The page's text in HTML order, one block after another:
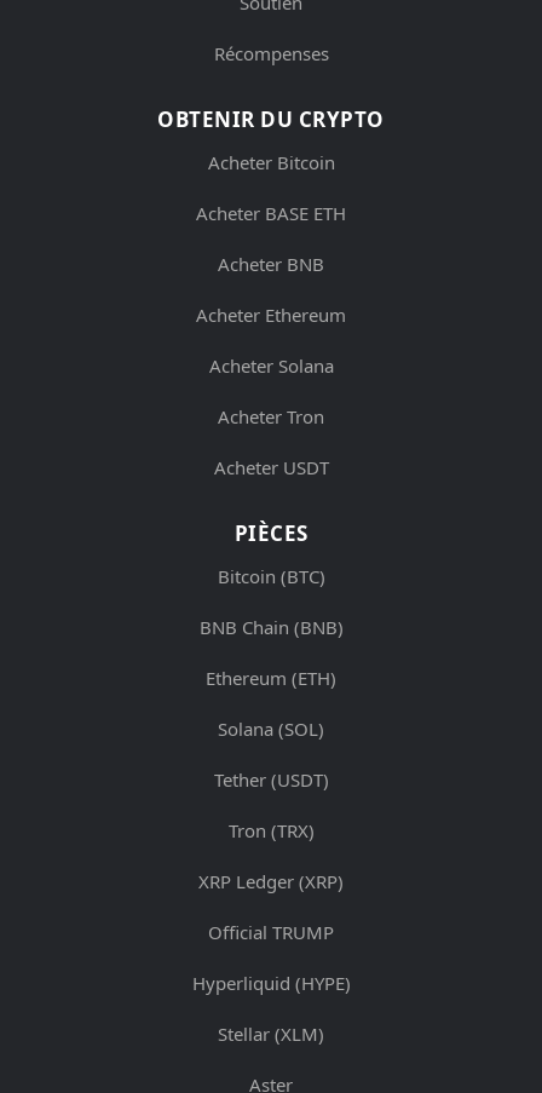
Récompenses
OBTENIR DU CRYPTO
Acheter Bitcoin
Acheter BASE ETH
Acheter BNB
Acheter Ethereum
Acheter Solana
Acheter Tron
Acheter USDT
PIÈCES
Bitcoin (BTC)
BNB Chain (BNB)
Ethereum (ETH)
Solana (SOL)
Tether (USDT)
Tron (TRX)
XRP Ledger (XRP)
Official TRUMP
Hyperliquid (HYPE)
Stellar (XLM)
Aster